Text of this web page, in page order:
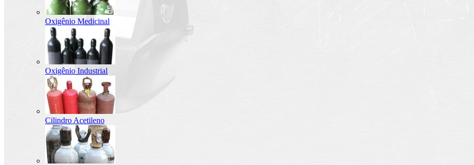
Oxigênio Medicinal
Oxigênio Industrial
Cilindro Acetileno